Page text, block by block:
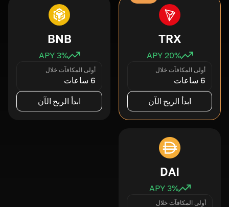
TRX
20% APY
أولى المكافآت خلال
6 ساعات
ابدأ الربح الآن
BNB
3% APY
أولى المكافآت خلال
6 ساعات
ابدأ الربح الآن
DAI
3% APY
أولى المكافآت خلال